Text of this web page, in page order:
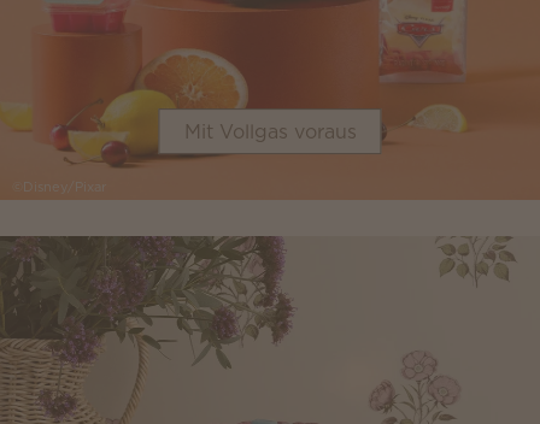
©Disney/Pixar
Mit Vollgas voraus